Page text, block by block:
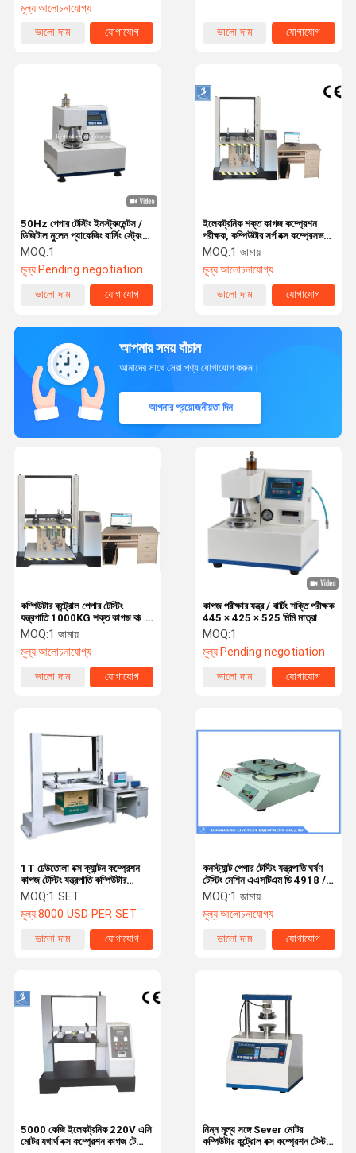
মূল্য:আলোচনাযোগ্য
ভালো দাম
যোগাযোগ ভালো দাম যোগাযোগ
50Hz পেপার টেস্টিং ইনস্ট্রুমেন্টস /
ডিজিটাল মুলেন প্যাকেজিং বার্সিং স্ট্রেংথ
টেস্টিং মেশিন
MOQ:1
মূল্য:Pending negotiation
ভালো দাম
যোগাযোগ
ইলেকট্রনিক শক্ত কাগজ কম্প্রেশন
পরীক্ষক, কম্পিউটার সর্প বক্স কম্প্রেসভ
স্ট্রেনথ টেস্টিং মেশিন
MOQ:1 জামায়
মূল্য:আলোচনাযোগ্য
ভালো দাম
যোগাযোগ
আপনার সময় বাঁচান
আমাদের সাথে সেরা পণ্য যোগাযোগ করুন।
আপনার প্রয়োজনীয়তা দিন
কাগজ পরীক্ষার যন্ত্র / বার্টিং শক্তি পরীক্ষক
445 × 425 × 525 মিমি মাত্রা
MOQ:1
মূল্য:Pending negotiation
ভালো দাম
যোগাযোগ
কম্পিউটার কন্ট্রোল পেপার টেস্টিং
যন্ত্রপাতি 1000KG শক্ত কাগজ বাক্স
কম্প্রেশন
MOQ:1 জামায়
মূল্য:আলোচনাযোগ্য
ভালো দাম
যোগাযোগ
কনস্ট্যান্ট পেপার টেস্টিং যন্ত্রপাতি ঘর্ষণ
টেস্টিং মেশিন এএসটিএম ডি 4918 /
এএসটিএম ডি 1894
MOQ:1 জামায়
মূল্য:আলোচনাযোগ্য
ভালো দাম
যোগাযোগ
1T ঢেউতোলা বক্স ক্যান্টন কম্প্রেশন
কাগজ টেস্টিং যন্ত্রপাতি কম্পিউটার
কন্ট্রোল সঙ্গে
MOQ:1 SET
মূল্য:8000 USD PER SET
ভালো দাম
যোগাযোগ
নিম্ন মূল্য সঙ্গে Sever মোটর
কম্পিউটার কন্ট্রোল বক্স কম্প্রেশন টেস্ট
5000 কেজি ইলেকট্রনিক 220V এসি
মোটর যথার্থ বক্স কম্প্রেশন কাগজ টেস্টিং